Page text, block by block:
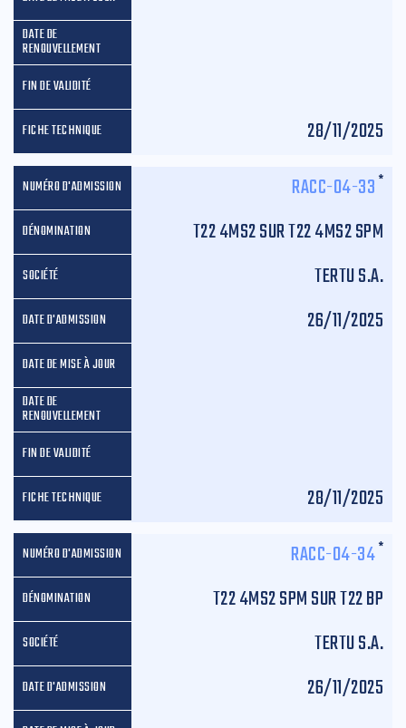
28/11/2025
RACC-04-33*
T22 4MS2 SUR T22 4MS2 SPM
TERTU S.A.
26/11/2025
28/11/2025
RACC-04-34*
T22 4MS2 SPM SUR T22 BP
TERTU S.A.
26/11/2025